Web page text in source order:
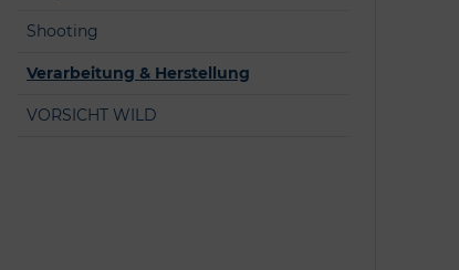
Shooting
Verarbeitung & Herstellung
VORSICHT WILD